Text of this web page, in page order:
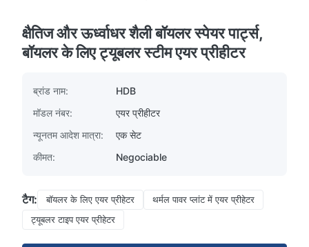
क्षैतिज और ऊर्ध्वाधर शैली बॉयलर स्पेयर पार्ट्स,
बॉयलर के लिए ट्यूबलर स्टीम एयर प्रीहीटर
ब्रांड नाम:
HDB
मॉडल नंबर:
एयर प्रीहीटर
न्यूनतम आदेश मात्रा:
एक सेट
कीमत:
Negociable
टैग: बॉयलर के लिए एयर प्रीहेटर
थर्मल पावर प्लांट में एयर प्रीहेटर
ट्यूबलर टाइप एयर प्रीहेटर